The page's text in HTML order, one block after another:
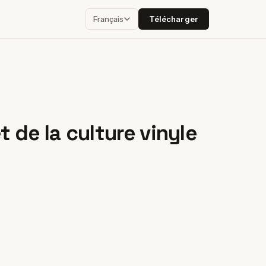
Français Télécharger
de la culture vinyle